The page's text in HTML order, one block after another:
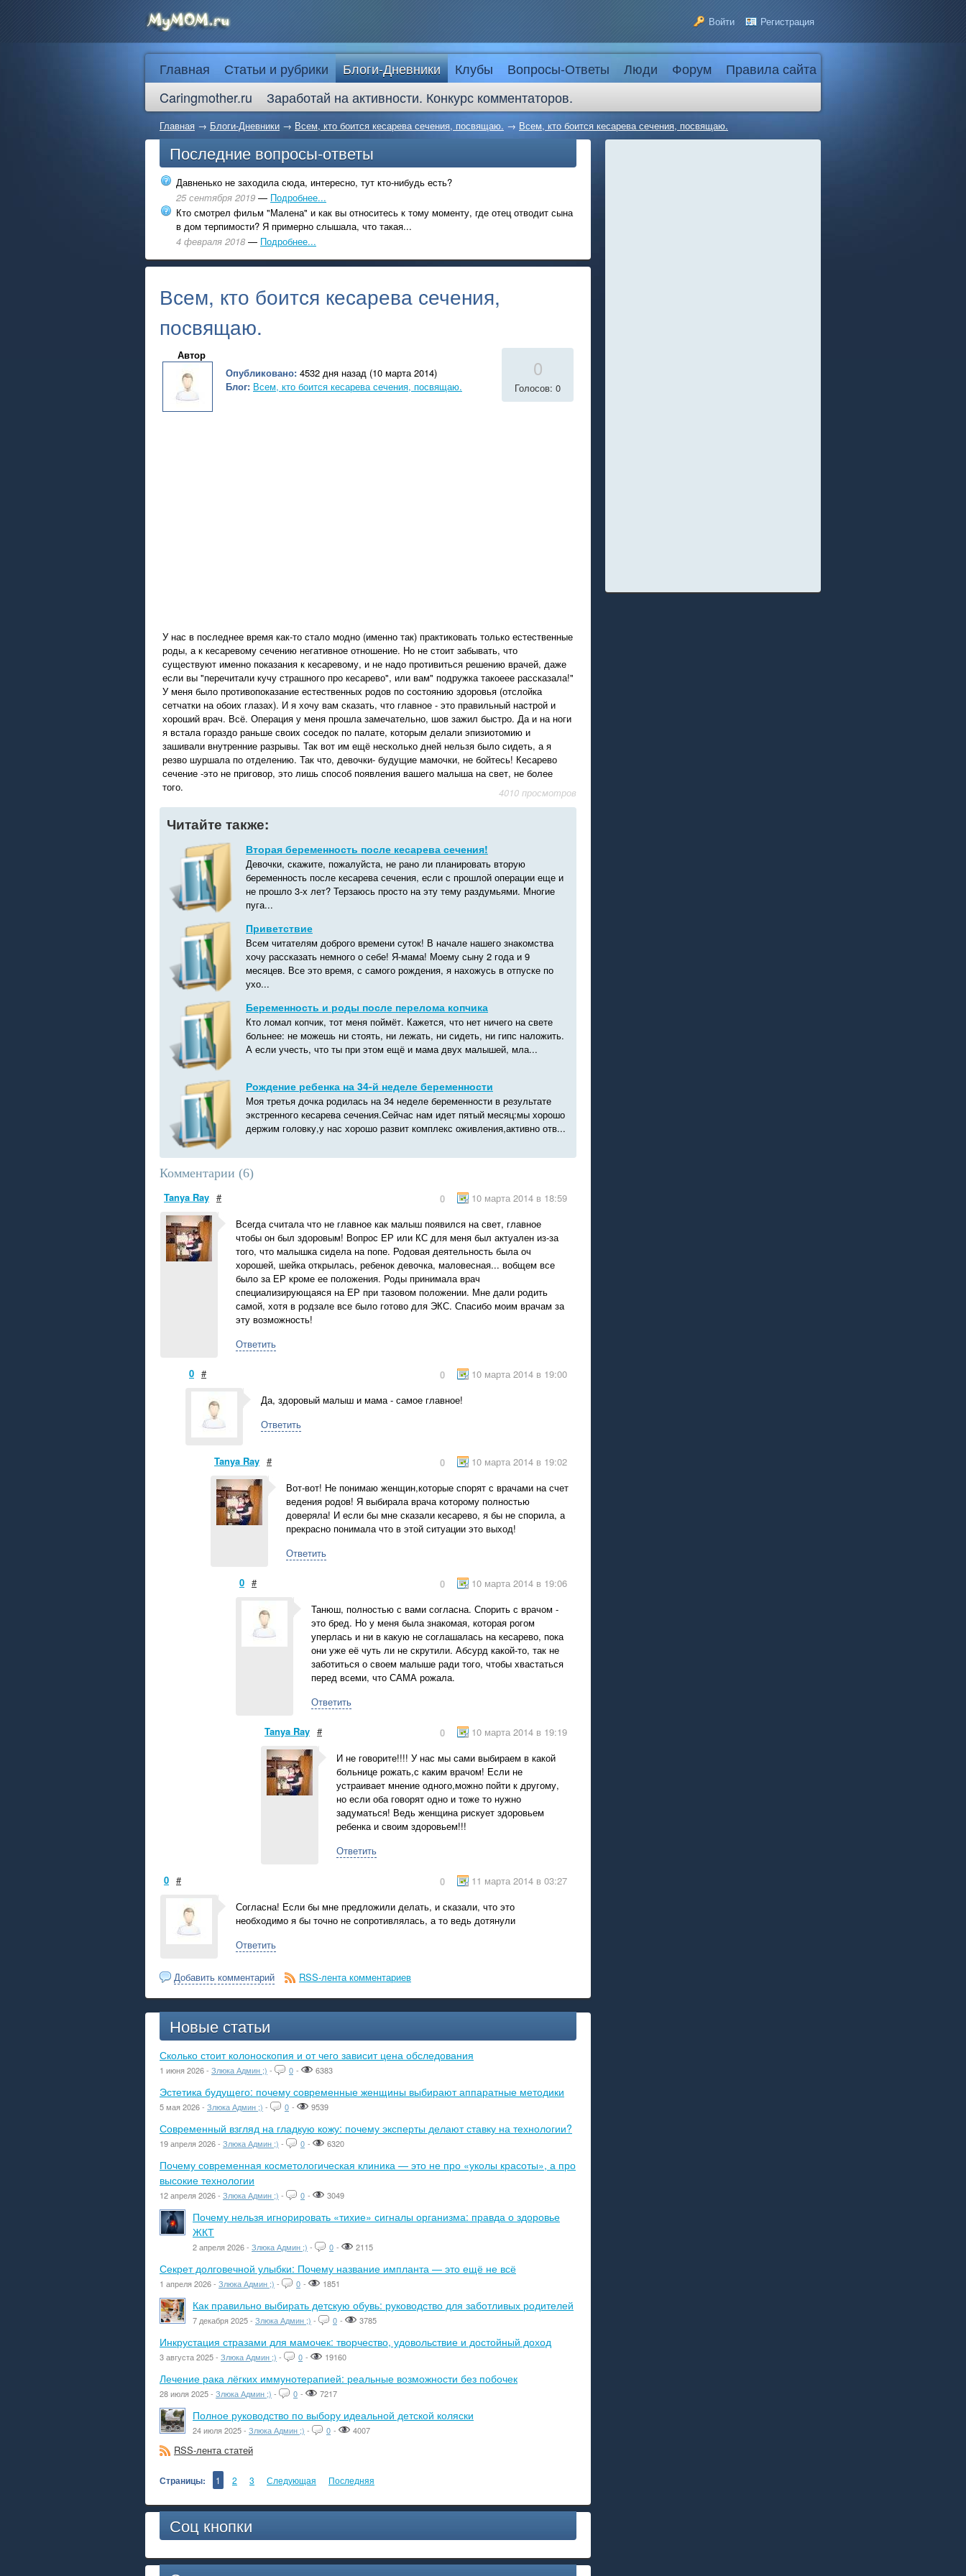
Войти Регистрация
Главная Статьи и рубрики Блоги-Дневники Клубы Вопросы-Ответы Люди Форум
Правила сайта
Caringmother.ru
Заработай на активности. Конкурс комментаторов.
Главная → Блоги-Дневники → Всем, кто боится кесарева сечения, посвящаю. → Всем, кто боится кесарева сечения, посвящаю.
Последние вопросы-ответы
Давненько не заходила сюда, интересно, тут кто-нибудь есть?
25 сентября 2019 — Подробнее...
Кто смотрел фильм "Малена" и как вы относитесь к тому моменту, где отец отводит сына
в дом терпимости? Я примерно слышала, что такая...
4 февраля 2018 — Подробнее...
Всем, кто боится кесарева сечения,
посвящаю.
Автор
Опубликовано: 4532 дня назад (10 марта 2014)
Блог: Всем, кто боится кесарева сечения, посвящаю.
0
Голосов: 0
У нас в последнее время как-то стало модно (именно так) практиковать только естественные
роды, а к кесаревому сечению негативное отношение. Но не стоит забывать, что
существуют именно показания к кесаревому, и не надо противиться решению врачей, даже
если вы "перечитали кучу страшного про кесарево", или вам" подружка такоеее рассказала!"
У меня было противопоказание естественных родов по состоянию здоровья (отслойка
сетчатки на обоих глазах). И я хочу вам сказать, что главное - это правильный настрой и
хороший врач. Всё. Операция у меня прошла замечательно, шов зажил быстро. Да и на ноги
я встала гораздо раньше своих соседок по палате, которым делали эпизиотомию и
зашивали внутренние разрывы. Так вот им ещё несколько дней нельзя было сидеть, а я
резво шуршала по отделению. Так что, девочки- будущие мамочки, не бойтесь! Кесарево
сечение -это не приговор, это лишь способ появления вашего малыша на свет, не более
того.
4010 просмотров
Читайте также:
Вторая беременность после кесарева сечения!
Девочки, скажите, пожалуйста, не рано ли планировать вторую
беременность после кесарева сечения, если с прошлой операции еще и
не прошло 3-х лет? Терзаюсь просто на эту тему раздумьями. Многие
пуга...
Приветствие
Всем читателям доброго времени суток! В начале нашего знакомства
хочу рассказать немного о себе! Я-мама! Моему сыну 2 года и 9
месяцев. Все это время, с самого рождения, я нахожусь в отпуске по
ухо...
Беременность и роды после перелома копчика
Кто ломал копчик, тот меня поймёт. Кажется, что нет ничего на свете
больнее: не можешь ни стоять, ни лежать, ни сидеть, ни гипс наложить.
А если учесть, что ты при этом ещё и мама двух малышей, мла...
Рождение ребенка на 34-й неделе беременности
Моя третья дочка родилась на 34 неделе беременности в результате
экстренного кесарева сечения.Сейчас нам идет пятый месяц:мы хорошо
держим головку,у нас хорошо развит комплекс оживления,активно отв...
Комментарии (6)
Tanya Ray # 10 марта 2014 в 18:59
0
Всегда считала что не главное как малыш появился на свет, главное
чтобы он был здоровым! Вопрос ЕР или КС для меня был актуален из-за
того, что малышка сидела на попе. Родовая деятельность была оч
хорошей, шейка открылась, ребенок девочка, маловесная... вобщем все
было за ЕР кроме ее положения. Роды принимала врач
специализирующаяся на ЕР при тазовом положении. Мне дали родить
самой, хотя в родзале все было готово для ЭКС. Спасибо моим врачам за
эту возможность!
Ответить
0 # 10 марта 2014 в 19:00
0
Да, здоровый малыш и мама - самое главное!
Ответить
Tanya Ray # 10 марта 2014 в 19:02
0
Вот-вот! Не понимаю женщин,которые спорят с врачами на счет
ведения родов! Я выбирала врача которому полностью
доверяла! И если бы мне сказали кесарево, я бы не спорила, а
прекрасно понимала что в этой ситуации это выход!
Ответить
0 # 10 марта 2014 в 19:06
0
Танюш, полностью с вами согласна. Спорить с врачом -
это бред. Но у меня была знакомая, которая рогом
уперлась и ни в какую не соглашалась на кесарево, пока
они уже её чуть ли не скрутили. Абсурд какой-то, так не
заботиться о своем малыше ради того, чтобы хвастаться
перед всеми, что САМА рожала.
Ответить
Tanya Ray # 10 марта 2014 в 19:19
0
И не говорите!!!! У нас мы сами выбираем в какой
больнице рожать,с каким врачом! Если не
устраивает мнение одного,можно пойти к другому,
но если оба говорят одно и тоже то нужно
задуматься! Ведь женщина рискует здоровьем
ребенка и своим здоровьем!!!
Ответить
0 # 11 марта 2014 в 03:27
0
Согласна! Если бы мне предложили делать, и сказали, что это
необходимо я бы точно не сопротивлялась, а то ведь дотянули
Ответить
Добавить комментарий RSS-лента комментариев
Новые статьи
Сколько стоит колоноскопия и от чего зависит цена обследования
1 июня 2026 - Злюка Админ ;) - 0 - 6383
Эстетика будущего: почему современные женщины выбирают аппаратные методики
5 мая 2026 - Злюка Админ ;) - 0 - 9539
Современный взгляд на гладкую кожу: почему эксперты делают ставку на технологии?
19 апреля 2026 - Злюка Админ ;) - 0 - 6320
Почему современная косметологическая клиника — это не про «уколы красоты», а про
высокие технологии
12 апреля 2026 - Злюка Админ ;) - 0 - 3049
Почему нельзя игнорировать «тихие» сигналы организма: правда о здоровье
ЖКТ
2 апреля 2026 - Злюка Админ ;) - 0 - 2115
Секрет долговечной улыбки: Почему название импланта — это ещё не всё
1 апреля 2026 - Злюка Админ ;) - 0 - 1851
Как правильно выбирать детскую обувь: руководство для заботливых родителей
7 декабря 2025 - Злюка Админ ;) - 0 - 3785
Инкрустация стразами для мамочек: творчество, удовольствие и достойный доход
3 августа 2025 - Злюка Админ ;) - 0 - 19160
Лечение рака лёгких иммунотерапией: реальные возможности без побочек
28 июля 2025 - Злюка Админ ;) - 0 - 7217
Полное руководство по выбору идеальной детской коляски
24 июля 2025 - Злюка Админ ;) - 0 - 4007
RSS-лента статей
Страницы: 1 2 3 Следующая Последняя
Соц кнопки